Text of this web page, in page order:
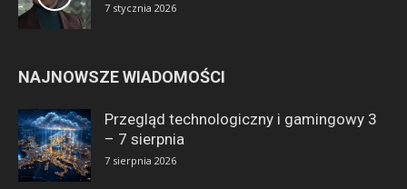
7 stycznia 2026
NAJNOWSZE WIADOMOŚCI
Przegląd technologiczny i gamingowy 3
– 7 sierpnia
7 sierpnia 2026